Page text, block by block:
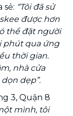
sẻ: “Tôi đã sử
được hơn
thể đặt người
phút qua ứng
thời gian.
nhà cửa
dẹp”.
3, Quận 8
mình, tôi